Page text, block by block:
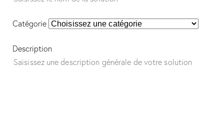
Catégorie
Description